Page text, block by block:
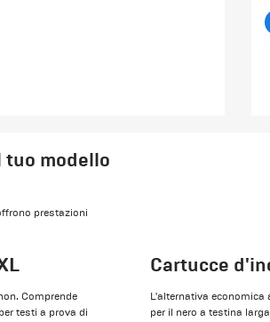
tuo modello
prestazioni
Comprende
testi a prova di
Cartucce
L'alternativa economica
per il nero a testina